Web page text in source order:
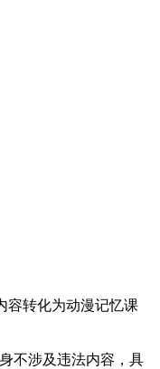
容转化为动漫记忆课
不涉及违法内容，具